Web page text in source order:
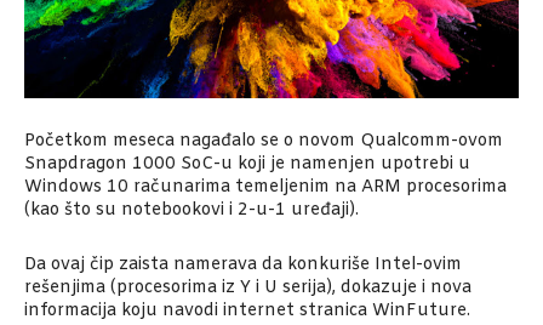
Početkom meseca nagađalo se o novom Qualcomm-ovom
Snapdragon 1000 SoC-u koji je namenjen upotrebi u
Windows 10 računarima temeljenim na ARM procesorima
(kao što su notebookovi i 2-u-1 uređaji).
Da ovaj čip zaista namerava da konkuriše Intel-ovim
rešenjima (procesorima iz Y i U serija), dokazuje i nova
informacija koju navodi internet stranica WinFuture.